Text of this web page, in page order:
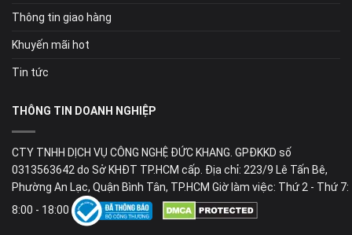
Thông tin giao hàng
Khuyến mãi hot
Tin tức
THÔNG TIN DOANH NGHIỆP
CTY TNHH DỊCH VỤ CÔNG NGHỆ ĐỨC KHANG. GPĐKKD số
0313563642 do Sở KHĐT TP.HCM cấp. Địa chỉ: 223/9 Lê Tấn Bê,
Phường An Lạc, Quận Bình Tân, TP.HCM Giờ làm việc: Thứ 2 - Thứ 7:
8:00 - 18:00